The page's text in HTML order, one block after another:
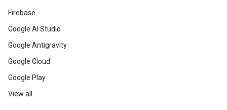
Firebase
Google AI Studio
Google Antigravity
Google Cloud
Google Play
View all